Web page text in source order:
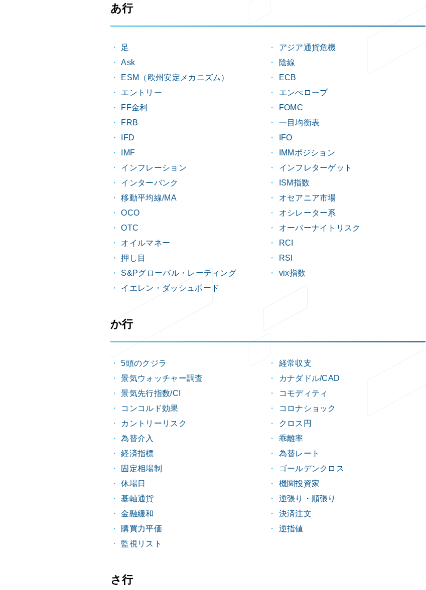
あ行
足
アジア通貨危機
Ask
陰線
ESM（欧州安定メカニズム）
ECB
エントリー
エンべロープ
FF金利
FOMC
FRB
一目均衡表
IFD
IFO
IMF
IMMポジション
インフレーション
インフレターゲット
インターバンク
ISM指数
移動平均線/MA
オセアニア市場
OCO
オシレーター系
OTC
オーバーナイトリスク
オイルマネー
RCI
押し目
RSI
S&Pグローバル・レーティング
vix指数
イエレン・ダッシュボード
か行
5頭のクジラ
経常収支
景気ウォッチャー調査
カナダドル/CAD
景気先行指数/CI
コモディティ
コンコルド効果
コロナショック
カントリーリスク
クロス円
為替介入
乖離率
経済指標
為替レート
固定相場制
ゴールデンクロス
休場日
機関投資家
基軸通貨
逆張り・順張り
金融緩和
決済注文
購買力平価
逆指値
監視リスト
さ行